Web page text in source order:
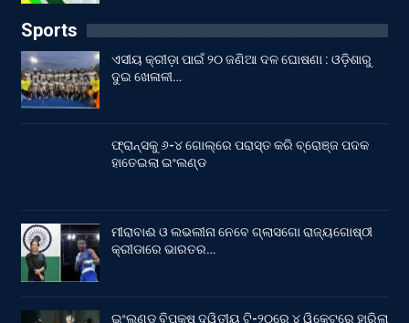
Sports
ଏସୀୟ କ୍ରୀଡ଼ା ପାଇଁ ୨୦ ଜଣିଆ ଦଳ ଘୋଷଣା : ଓଡ଼ିଶାରୁ
ଦୁଇ ଖେଳାଳୀ…
ଫ୍ରାନ୍ସକୁ ୬-୪ ଗୋଲ୍‌ରେ ପରାସ୍ତ କରି ବ୍ରୋଞ୍ଜ ପଦକ
ହାତେଇଲା ଇଂଲଣ୍ଡ
ମୀରାବାଈ ଓ ଲଭଲୀନା ନେବେ ଗ୍ଲାସଗୋ ରାଜ୍ୟଗୋଷ୍ଠୀ
କ୍ରୀଡାରେ ଭାରତର…
ଇଂଲଣ୍ଡ ବିପକ୍ଷ ଦ୍ୱିତୀୟ ଟି-୨୦ରେ ୪ ୱିକେଟ୍‌ରେ ହାରିଲା